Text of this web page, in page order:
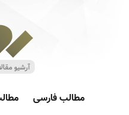
مطالب فارسی